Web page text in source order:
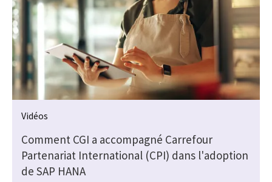
Vidéos
Comment CGI a accompagné Carrefour
Partenariat International (CPI) dans l'adoption
de SAP HANA